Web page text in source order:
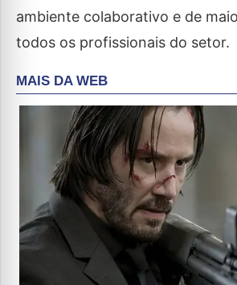
ambiente colaborativo e de
todos os profissionais do setor.